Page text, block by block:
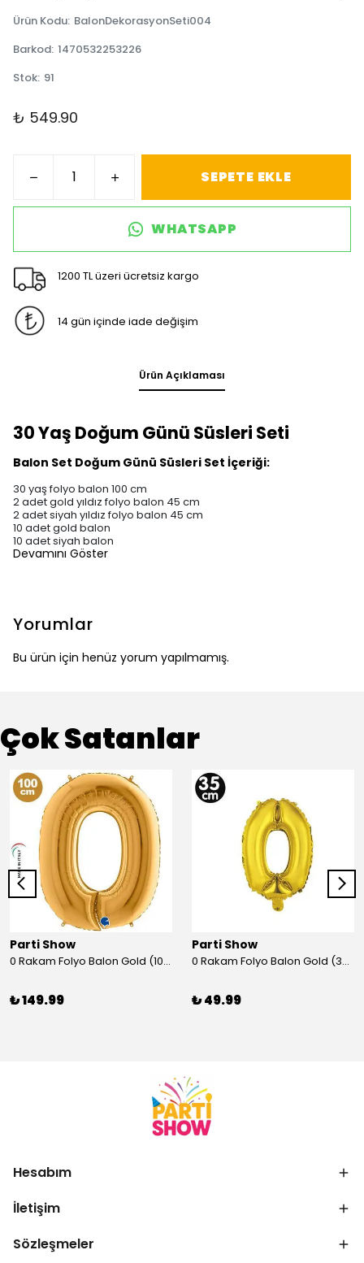
Ürün Kodu: BalonDekorasyonSeti004
Barkod: 1470532253226
Stok: 91
₺ 549.90
SEPETE EKLE
WHATSAPP
1200 TL üzeri ücretsiz kargo
14 gün içinde iade değişim
Ürün Açıklaması
30 Yaş Doğum Günü Süsleri Seti
Balon Set Doğum Günü Süsleri Set İçeriği:
30 yaş folyo balon 100 cm
2 adet gold yıldız folyo balon 45 cm
2 adet siyah yıldız folyo balon 45 cm
10 adet gold balon
10 adet siyah balon
Devamını Göster
Yorumlar
Bu ürün için henüz yorum yapılmamış.
Çok Satanlar
Parti Show
0 Rakam Folyo Balon Gold (100x70 cm)
₺ 149.99
Parti Show
0 Rakam Folyo Balon Gold (35 cm)
₺ 49.99
Hesabım
İletişim
Sözleşmeler